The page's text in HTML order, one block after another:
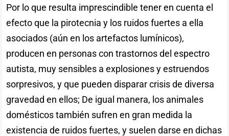
Por lo que resulta imprescindible tener en cuenta el
efecto que la pirotecnia y los ruidos fuertes a ella
asociados (aún en los artefactos lumínicos),
producen en personas con trastornos del espectro
autista, muy sensibles a explosiones y estruendos
sorpresivos, y que pueden disparar crisis de diversa
gravedad en ellos; De igual manera, los animales
domésticos también sufren en gran medida la
existencia de ruidos fuertes, y suelen darse en dichas